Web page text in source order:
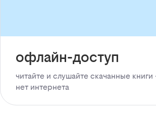
офлайн-доступ
читайте и слушайте скачанные
нет интернета